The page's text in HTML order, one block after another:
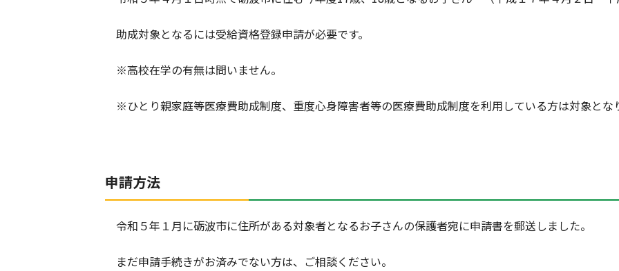
助成対象となるには受給資格登録申請が必要です。
※高校在学の有無は問いません。
※ひとり親家庭等医療費助成制度、重度心身障害者等の医療費助成制度を利用している方は対象とな
申請方法
令和５年１月に砺波市に住所がある対象者となるお子さんの保護者宛に申請書を郵送しました。
まだ申請手続きがお済みでない方は、ご相談ください。